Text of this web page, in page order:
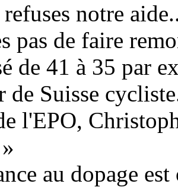
notre
pas de faire
de 41 à 35 par
de Suisse
l'EPO,
au dopage